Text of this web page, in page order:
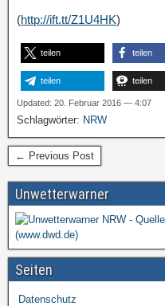
(http://ift.tt/Z1U4HK)
teilen teilen
teilen teilen
Updated: 20. Februar 2016 — 4:07
Schlagwörter: NRW
← Previous Post
Unwetterwarner
Seiten
Datenschutz